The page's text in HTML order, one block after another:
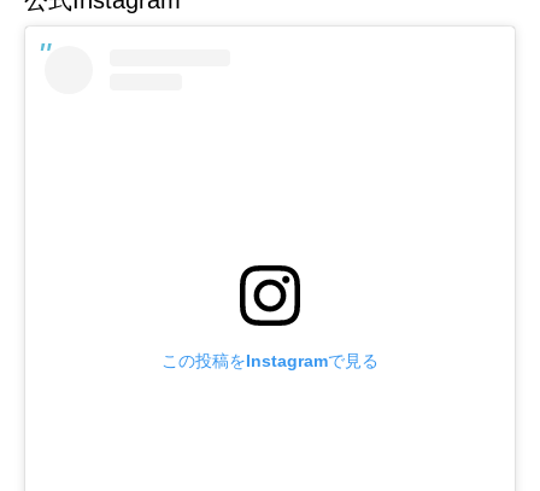
この投稿をInstagramで見る